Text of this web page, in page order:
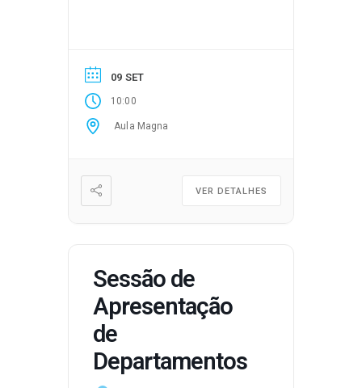
09 SET
10:00
Aula Magna
VER DETALHES
Sessão de
Apresentação
de
Departamentos